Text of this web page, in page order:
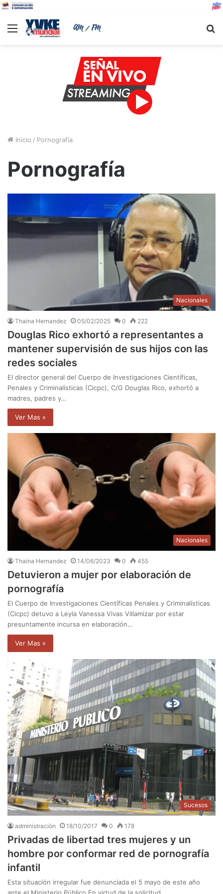
Menu
Inicio / Pornografía
Pornografía
Nacionales
Thaina Hernandez 05/02/2025 0 222
Douglas Rico exhortó a representantes a
mantener supervisión de sus hijos con las
redes sociales
El director general del Cuerpo de Investigaciones Científicas,
Penales y Criminalísticas (Cicpc), C/G Douglas Rico, exhortó a
madres, padres y…
Ver Mas »
Nacionales
Thaina Hernandez 14/06/2023 0 455
Detuvieron a mujer por elaboración de
pornografía
El Cuerpo de Investigaciones Científicas Penales y Criminalísticas
(Cicpc) detuvo a Leyla Vanessa Vivas Villamizar por estar
presuntamente incursa en elaboración…
Ver Mas »
Sucesos
administración 18/10/2017 0 178
Privadas de libertad tres mujeres y un
hombre por conformar red de pornografía
infantil
Esta situación irregular fue denunciada el 5 mayo de este año
ante el Ministerio Público En virtud de la solicitud…